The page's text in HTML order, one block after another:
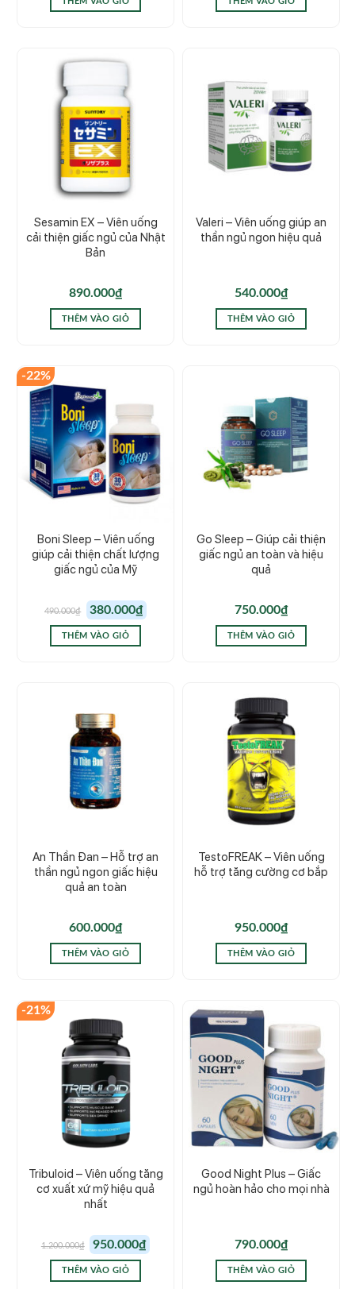
Sesamin EX – Viên uống
cải thiện giấc ngủ của Nhật
Bản
890.000₫
THÊM VÀO GIỎ
Valeri – Viên uống giúp an
thần ngủ ngon hiệu quả
540.000₫
THÊM VÀO GIỎ
-22%
Boni Sleep – Viên uống
giúp cải thiện chất lượng
giấc ngủ của Mỹ
490.000₫
Giá
gốc
là:
490.000₫.
380.000₫ hiện
THÊM VÀO GIỎ
Go Sleep – Giúp cải thiện
giấc ngủ an toàn và hiệu
quả
750.000₫
THÊM VÀO GIỎ
An Thần Đan – Hỗ trợ an
thần ngủ ngon giấc hiệu
quả an toàn
600.000₫
THÊM VÀO GIỎ
TestoFREAK – Viên uống
hỗ trợ tăng cường cơ bắp
950.000₫
THÊM VÀO GIỎ
-21%
Tribuloid – Viên uống tăng
cơ xuất xứ mỹ hiệu quả
nhất
1.200.000₫
Giá
gốc
là:
1.200.000₫.
950.000₫ hiện
THÊM VÀO GIỎ
Good Night Plus – Giấc
ngủ hoàn hảo cho mọi nhà
790.000₫
THÊM VÀO GIỎ